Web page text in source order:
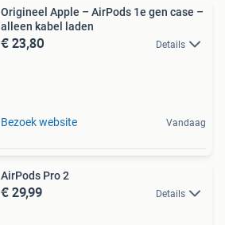
Origineel Apple – AirPods 1e gen case –
alleen kabel laden
€ 23,80 Details
Bezoek website Vandaag
AirPods Pro 2
€ 29,99 Details